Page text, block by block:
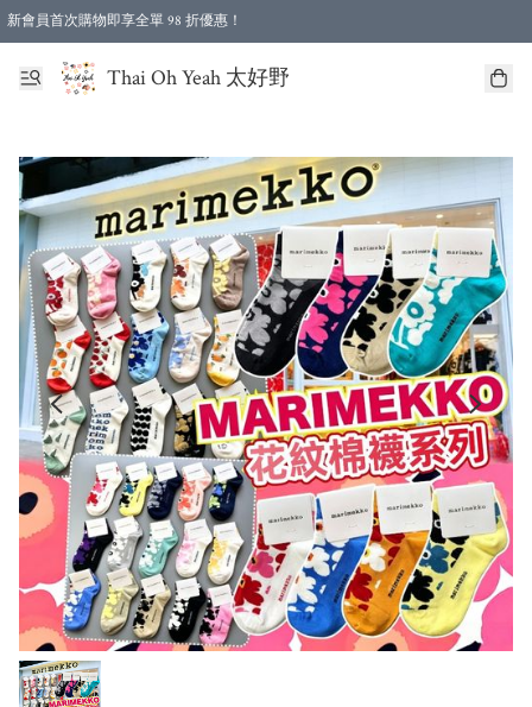
新會員首次購物即享全單 98 折優惠！
特選會員可享全單低至 96 折優惠！
Thai Oh Yeah 太好野